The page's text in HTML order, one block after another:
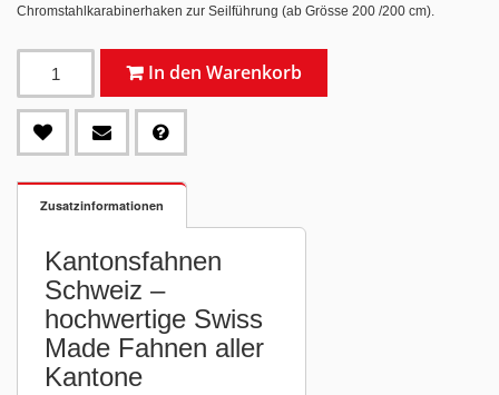
Chromstahlkarabinerhaken zur Seilführung (ab Grösse 200 /200 cm).
In den Warenkorb
Zusatzinformationen
Kantonsfahnen
Schweiz –
hochwertige Swiss
Made Fahnen aller
Kantone